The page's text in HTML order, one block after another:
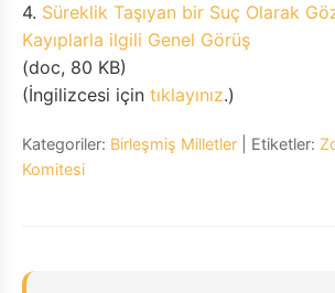
4. Süreklik Taşıyan bir Suç Olarak
Kayıplarla ilgili Genel Görüş
(doc, 80 KB)
(İngilizcesi için tıklayınız.)
Kategoriler: Birleşmiş Milletler | Etiketler:
Komitesi